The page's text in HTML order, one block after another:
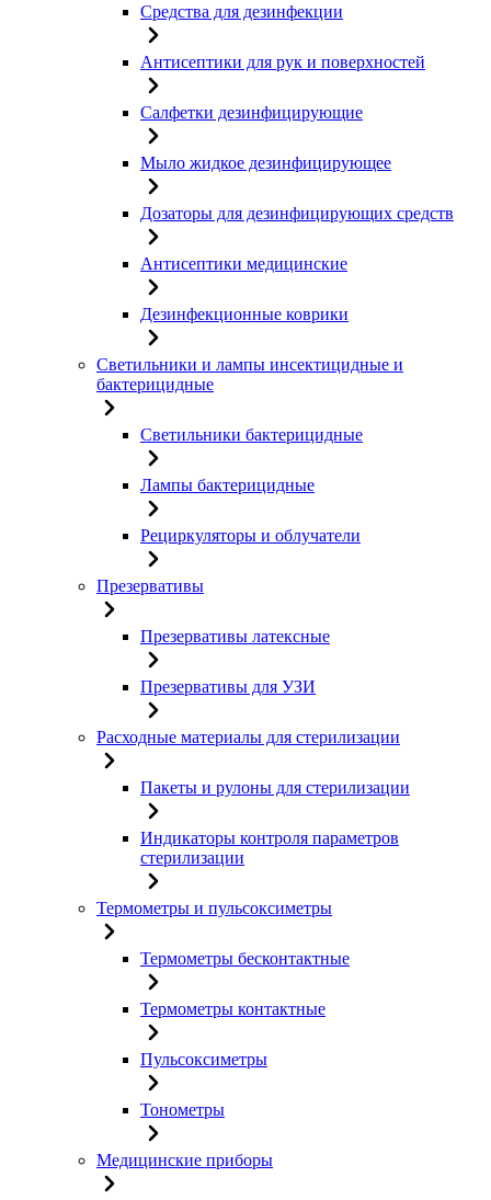
Средства для дезинфекции
Антисептики для рук и поверхностей
Салфетки дезинфицирующие
Мыло жидкое дезинфицирующее
Дозаторы для дезинфицирующих средств
Антисептики медицинские
Дезинфекционные коврики
Светильники и лампы инсектицидные и
бактерицидные
Светильники бактерицидные
Лампы бактерицидные
Рециркуляторы и облучатели
Презервативы
Презервативы латексные
Презервативы для УЗИ
Расходные материалы для стерилизации
Пакеты и рулоны для стерилизации
Индикаторы контроля параметров
стерилизации
Термометры и пульсоксиметры
Термометры бесконтактные
Термометры контактные
Пульсоксиметры
Тонометры
Медицинские приборы